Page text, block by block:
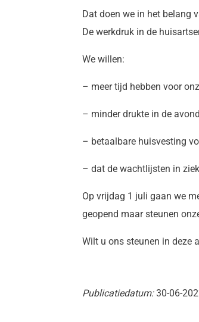
Dat doen we in het belang
De werkdruk in de
We willen:
– meer tijd hebben voor
– minder drukte in de
– betaalbare huisvesting
– dat de wachtlijsten in
Op vrijdag 1 juli gaan we
geopend maar steunen
Wilt u ons steunen in deze
Publicatiedatum:30-06-